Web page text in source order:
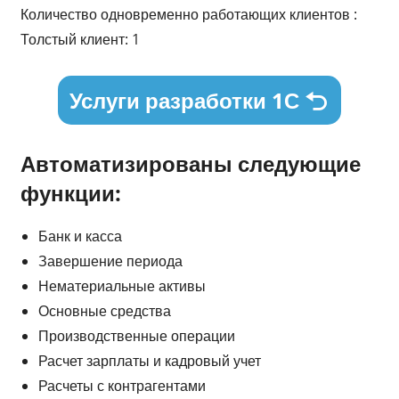
Количество одновременно работающих клиентов :
Толстый клиент: 1
Услуги разработки 1С
Автоматизированы следующие
функции:
Банк и касса
Завершение периода
Нематериальные активы
Основные средства
Производственные операции
Расчет зарплаты и кадровый учет
Расчеты с контрагентами